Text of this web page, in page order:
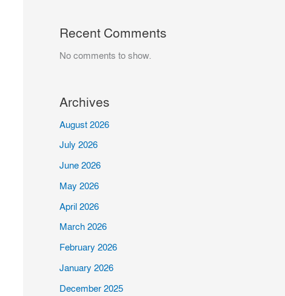
Recent Comments
No comments to show.
Archives
August 2026
July 2026
June 2026
May 2026
April 2026
March 2026
February 2026
January 2026
December 2025